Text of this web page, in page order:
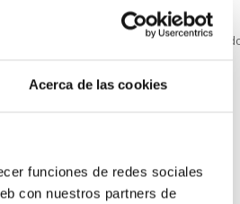
Acerca de las cookies
funciones de redes sociales
con nuestros partners de
con Pozidriv no 1
Ø destornillador